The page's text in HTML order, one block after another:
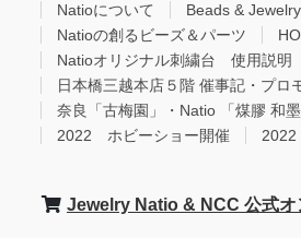
Natioについて Beads & Jewelry
Natioの創るビーズ＆パーツ
Natioオリジナル刺繍台 使用説明
日本橋三越本店５階 催事記・プロ
奈良「古梅園」・Natio 「煤膠 和
2022 ホビーショー開催
Jewelry Natio & NCC 公式オ